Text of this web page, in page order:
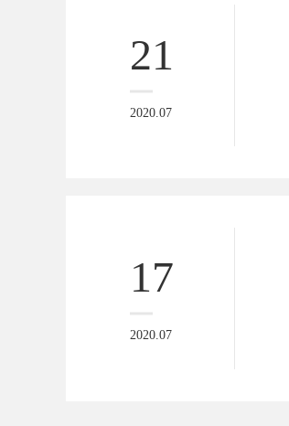
21
2020.07
17
2020.07